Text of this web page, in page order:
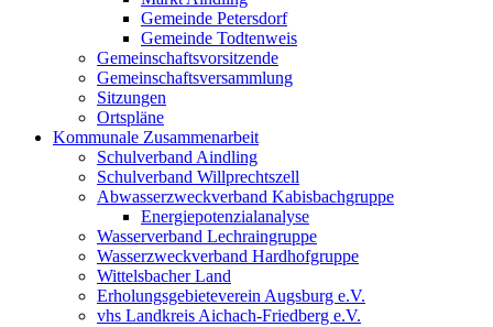
Gemeinde Petersdorf
Gemeinde Todtenweis
Gemeinschaftsvorsitzende
Gemeinschaftsversammlung
Sitzungen
Ortspläne
Kommunale Zusammenarbeit
Schulverband Aindling
Schulverband Willprechtszell
Abwasserzweckverband Kabisbachgruppe
Energiepotenzialanalyse
Wasserverband Lechraingruppe
Wasserzweckverband Hardhofgruppe
Wittelsbacher Land
Erholungsgebieteverein Augsburg e.V.
vhs Landkreis Aichach-Friedberg e.V.